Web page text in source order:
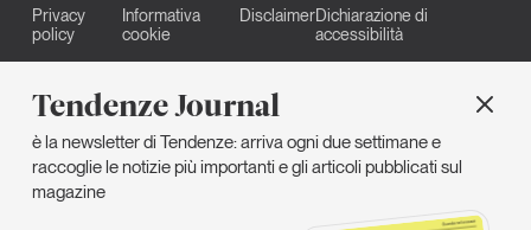
Tendenze Journal
è la newsletter di Tendenze: arriva ogni due settimane e
raccoglie le notizie più importanti e gli articoli pubblicati sul
magazine
Privacy
policy
Informativa
cookie
DisclaimerDichiarazione di
accessibilità